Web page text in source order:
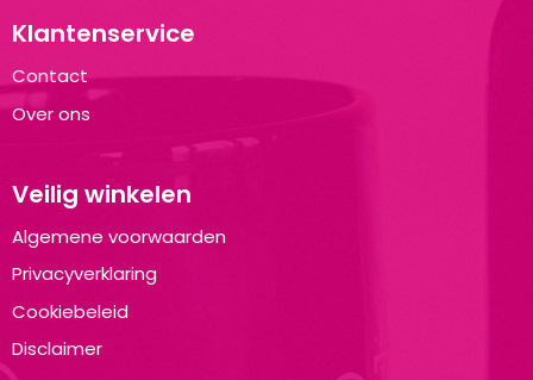
Klantenservice
Contact
Over ons
Veilig winkelen
Algemene voorwaarden
Privacyverklaring
Cookiebeleid
Disclaimer